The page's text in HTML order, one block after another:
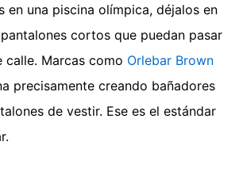
en una piscina olímpica, déjalos en
cortos que puedan pasar
calle. Marcas como Orlebar Brown
precisamente creando bañadores
de vestir. Ese es el estándar